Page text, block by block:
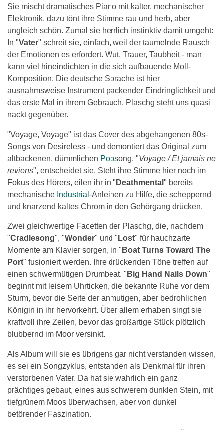
Sie mischt dramatisches Piano mit kalter, mechanischer
Elektronik, dazu tönt ihre Stimme rau und herb, aber
ungleich schön. Zumal sie herrlich instinktiv damit umgeht:
In "Vater" schreit sie, einfach, weil der taumelnde Rausch
der Emotionen es erfordert. Wut, Trauer, Taubheit - man
kann viel hineindichten in die sich aufbauende Moll-
Komposition. Die deutsche Sprache ist hier
ausnahmsweise Instrument packender Eindringlichkeit und
das erste Mal in ihrem Gebrauch. Plaschg steht uns quasi
nackt gegenüber.
"Voyage, Voyage" ist das Cover des abgehangenen 80s-
Songs von Desireless - und demontiert das Original zum
altbackenen, dümmlichen Popsong. "Voyage / Et jamais ne
reviens", entscheidet sie. Steht ihre Stimme hier noch im
Fokus des Hörers, eilen ihr in " Deathmental " bereits
mechanische Industrial -Anleihen zu Hilfe, die scheppernd
und knarzend kaltes Chrom in den Gehörgang drücken.
Zwei gleichwertige Facetten der Plaschg, die, nachdem
"Cradlesong", "Wonder" und " Lost" für hauchzarte
Momente am Klavier sorgen, in " Boat Turns Toward The
Port" fusioniert werden. Ihre drückenden Töne treffen auf
einen schwermütigen Drumbeat. " Big Hand Nails Down"
beginnt mit leisem Uhrticken, die bekannte Ruhe vor dem
Sturm, bevor die Seite der anmutigen, aber bedrohlichen
Königin in ihr hervorkehrt. Über allem erhaben singt sie
kraftvoll ihre Zeilen, bevor das großartige Stück plötzlich
blubbernd im Moor versinkt.
Als Album will sie es übrigens gar nicht verstanden wissen,
es sei ein Songzyklus, entstanden als Denkmal für ihren
verstorbenen Vater. Da hat sie wahrlich ein ganz
prächtiges gebaut, eines aus schwerem dunklen Stein, mit
tiefgrünem Moos überwachsen, aber von dunkel
betörender Faszination.